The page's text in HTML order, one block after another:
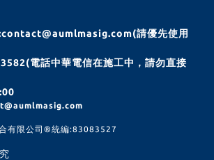
請優先使用
電話中華電信在施工中，請勿直接
有限公司®︎統編:83083527